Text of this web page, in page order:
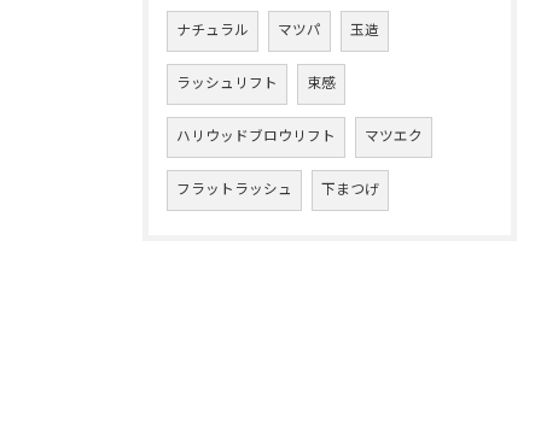
ナチュラル マツパ 玉造
ラッシュリフト 束感
ハリウッドブロウリフト マツエク
フラットラッシュ 下まつげ